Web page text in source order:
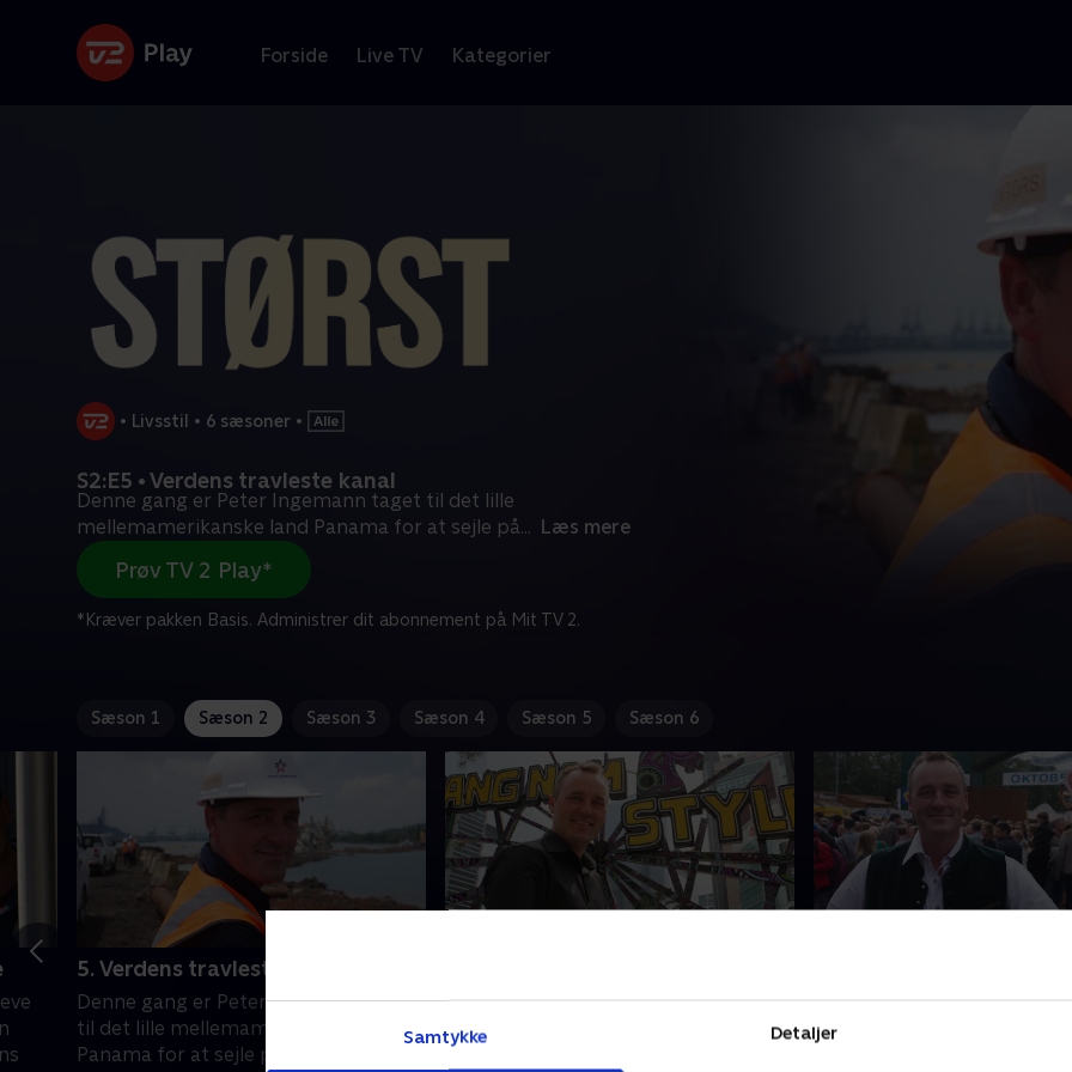
Samtykke Detaljer
Forside Live TV Kategorier
• Livsstil • 6 sæsoner •
S2:E5 • Verdens travleste kanal
Denne gang er Peter Ingemann taget til det lille
mellemamerikanske land Panama for at sejle på... Læs mere
Prøv TV 2 Play*
*Kræver pakken Basis. Administrer dit abonnement på Mit TV 2.
Sæson 1 Sæson 2 Sæson 3 Sæson 4 Sæson 5 Sæson 6
5. Verdens travleste kanal
Denne gang er Peter Ingemann taget
til det lille mellemamerikanske land
Panama for at sejle på Panama-
Peter Ingemann rejser til Sydkorea
for at besøge Seoul, en af verdens
lederhosen og er rejst til